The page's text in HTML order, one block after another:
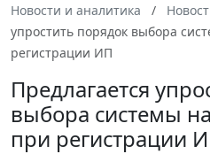
Новости и аналитика
упростить порядок выбора
регистрации ИП
Предлагается
выбора системы
при регистрации